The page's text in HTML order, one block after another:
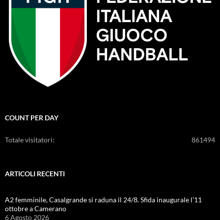
COUNT PER DAY
861494
Totale visitatori:
ARTICOLI RECENTI
A2 femminile, Casalgrande si raduna il 24/8. Sfida inaugurale l’11
ottobre a Camerano
6 Agosto 2026